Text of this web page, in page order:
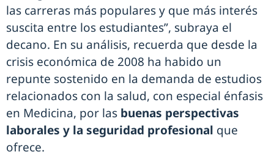
las carreras más populares y que más interés
suscita entre los estudiantes”, subraya el
decano. En su análisis, recuerda que desde la
crisis económica de 2008 ha habido un
repunte sostenido en la demanda de estudios
relacionados con la salud, con especial énfasis
en Medicina, por las buenas perspectivas
laborales y la seguridad profesional que
ofrece.